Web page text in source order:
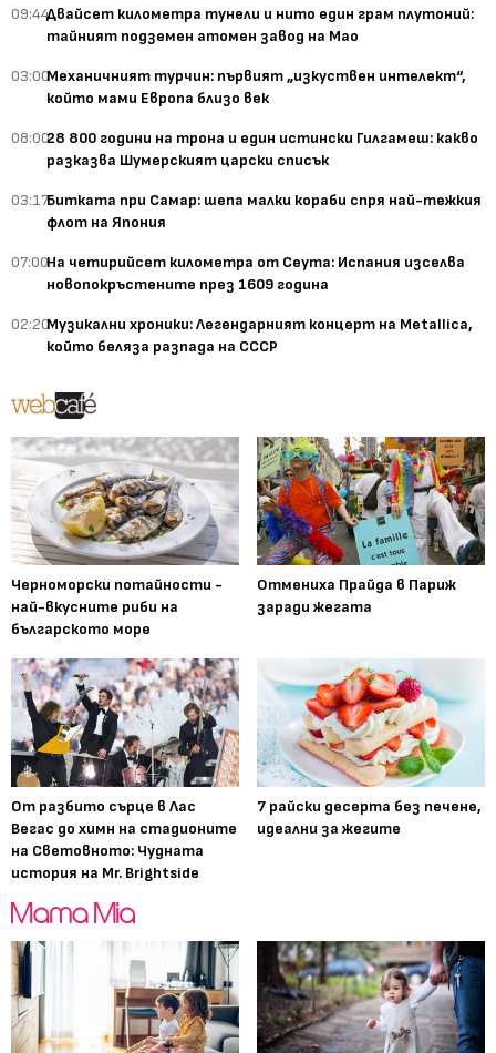
09:44Двайсет километра тунели и нито един грам плутоний:
тайният подземен атомен завод на Мао
03:00Механичният турчин: първият „изкуствен интелект“,
който мами Европа близо век
08:0028 800 години на трона и един истински Гилгамеш: какво
разказва Шумерският царски списък
03:17Битката при Самар: шепа малки кораби спря най-тежкия
флот на Япония
07:00На четирийсет километра от Сеута: Испания изселва
новопокръстените през 1609 година
02:20Музикални хроники: Легендарният концерт на Metallica,
който беляза разпада на СССР
Черноморски потайности -
най-вкусните риби на
българското море
Отмениха Прайда в Париж
заради жегата
От разбито сърце в Лас
Вегас до химн на стадионите
на Световното: Чудната
история на Mr. Brightside
7 райски десерта без печене,
идеални за жегите